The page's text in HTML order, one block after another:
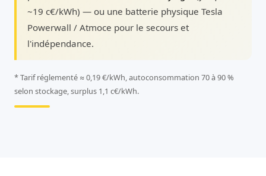
~19 c€/kWh) — ou une batterie physique Tesla
Powerwall / Atmoce pour le secours et
l'indépendance.
* Tarif réglementé ≈ 0,19 €/kWh, autoconsommation 70 à 90 %
selon stockage, surplus 1,1 c€/kWh.